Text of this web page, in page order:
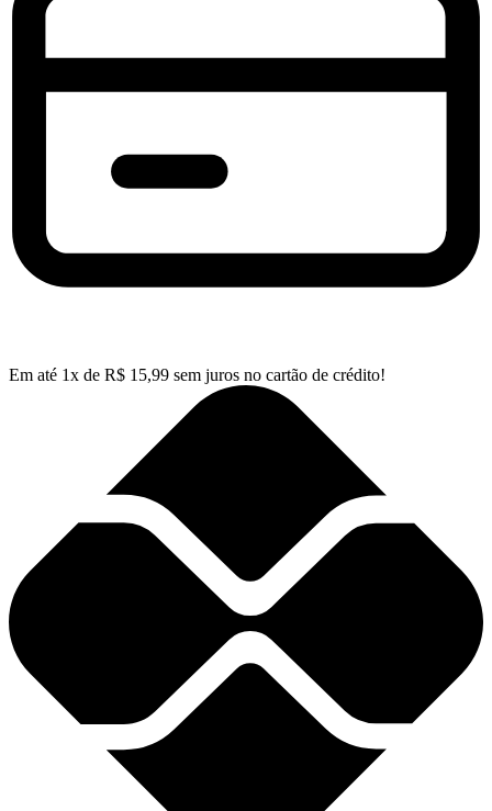
Em até 1x de R$ 15,99 sem juros no cartão de crédito!